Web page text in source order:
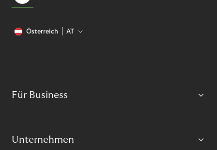
Österreich AT
Für Business
Unternehmen